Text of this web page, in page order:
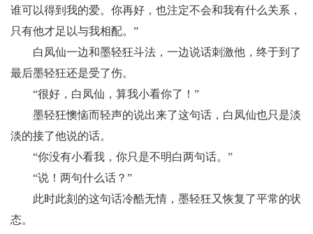
谁可以得到我的爱。你再好，也注定不会和我有什么关系，
只有他才足以与我相配。”
白凤仙一边和墨轻狂斗法，一边说话刺激他，终于到了
最后墨轻狂还是受了伤。
“很好，白凤仙，算我小看你了！”
墨轻狂懊恼而轻声的说出来了这句话，白凤仙也只是淡
淡的接了他说的话。
“你没有小看我，你只是不明白两句话。”
“说！两句什么话？”
此时此刻的这句话冷酷无情，墨轻狂又恢复了平常的状
态。